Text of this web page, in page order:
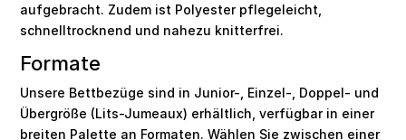
aufgebracht. Zudem ist Polyester pflegeleicht,
schnelltrocknend und nahezu knitterfrei.
Formate
Unsere Bettbezüge sind in Junior-, Einzel-, Doppel- und
Übergröße (Lits-Jumeaux) erhältlich, verfügbar in einer
breiten Palette an Formaten. Wählen Sie zwischen einer